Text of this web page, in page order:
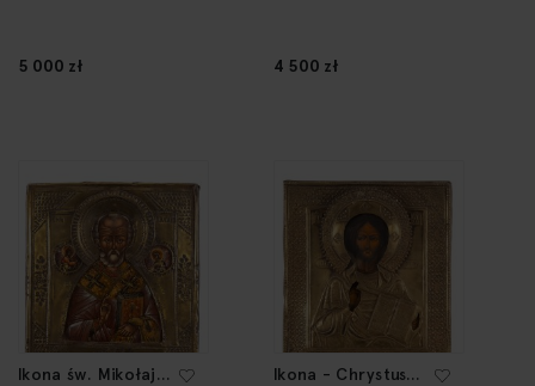
5 000 zł
4 500 zł
Ikona św. Mikołaj
Ikona - Chrystus